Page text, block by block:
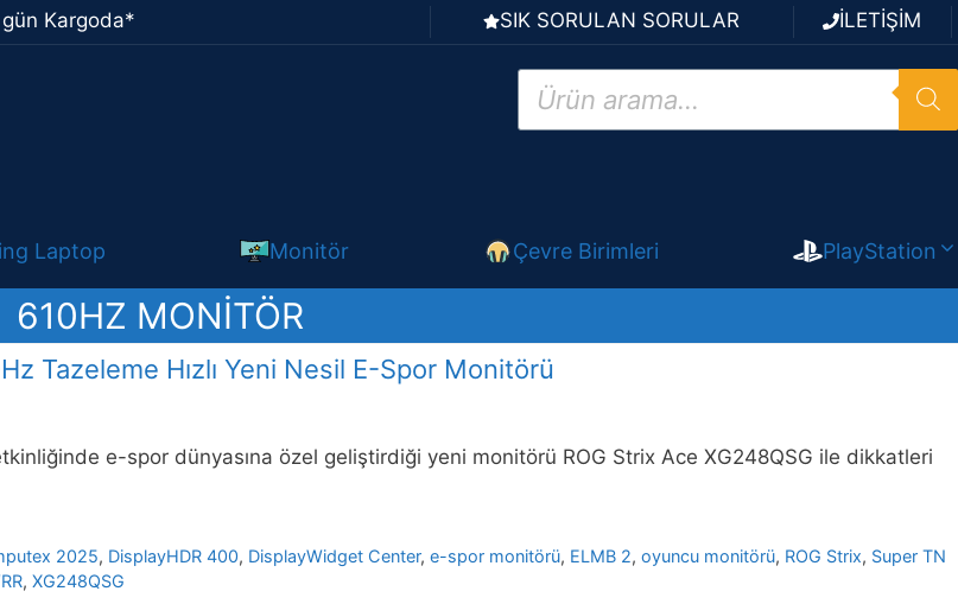
Kargoda* SIK SORULAN SORULAR İLETİŞİM
Products
search
Laptop Monitör Çevre Birimleri PlayStation
610HZ MONITÖR
Tazeleme Hızlı Yeni Nesil E-Spor Monitörü
e-spor dünyasına özel geliştirdiği yeni monitörü ROG Strix Ace XG248QSG ile dikkatleri
2025, DisplayHDR 400, DisplayWidget Center,e-spor monitörü, ELMB 2,oyuncu monitörü, ROG Strix, Super TN
, XG248QSG